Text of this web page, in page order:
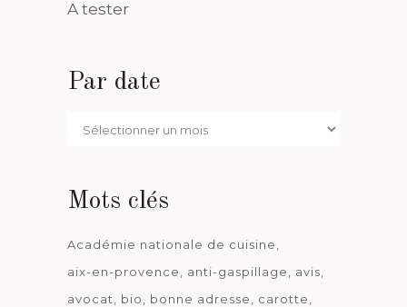
A tester
Par date
Par
Mots clés
Académie nationale de cuisine
aix-en-provence
anti-gaspillage
avis
avocat
bio bonne adresse
carotte